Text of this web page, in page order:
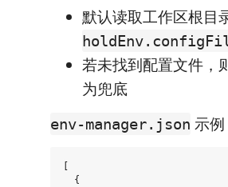
默认读取工作区根目
若未找到配置文件，
为兜底
env-manager.json 示例
  {